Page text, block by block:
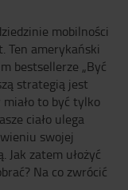
mobilności
Ten amerykański
bestsellerze „Być
strategią jest
to być tylko
ciało ulega
swojej
Jak zatem ułożyć
Na co zwrócić